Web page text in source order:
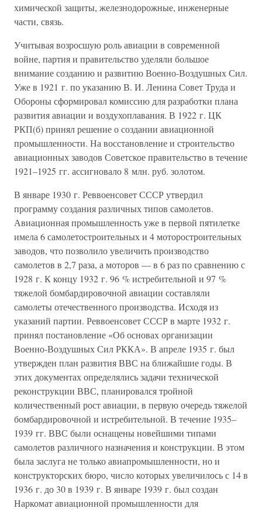
химической защиты, железнодорожные, инженерные
части, связь.
Учитывая возросшую роль авиации в современной
войне, партия и правительство уделяли большое
внимание созданию и развитию Военно-Воздушных Сил.
Уже в 1921 г. по указанию В. И. Ленина Совет Труда и
Обороны сформировал комиссию для разработки плана
развития авиации и воздухоплавания. В 1922 г. ЦК
РКП(б) принял решение о создании авиационной
промышленности. На восстановление и строительство
авиационных заводов Советское правительство в течение
1921–1925 гг. ассигновало 8 млн. руб. золотом.
В январе 1930 г. Реввоенсовет СССР утвердил
программу создания различных типов самолетов.
Авиационная промышленность уже в первой пятилетке
имела 6 самолетостроительных и 4 моторостроительных
заводов, что позволило увеличить производство
самолетов в 2,7 раза, а моторов — в 6 раз по сравнению с
1928 г. К концу 1932 г. 96 % истребительной и 97 %
тяжелой бомбардировочной авиации составляли
самолеты отечественного производства. Исходя из
указаний партии. Реввоенсовет СССР в марте 1932 г.
принял постановление «Об основах организации
Военно-Воздушных Сил РККА». В апреле 1935 г. был
утвержден план развития ВВС на ближайшие годы. В
этих документах определялись задачи технической
реконструкции ВВС, планировался тройной
количественный рост авиации, в первую очередь тяжелой
бомбардировочной и истребительной. В течение 1935–
1939 гг. ВВС были оснащены новейшими типами
самолетов различного назначения и конструкции. В этом
была заслуга не только авиапромышленности, но и
конструкторских бюро, число которых увеличилось с 14 в
1936 г. до 30 в 1939 г. В январе 1939 г. был создан
Наркомат авиационной промышленности для